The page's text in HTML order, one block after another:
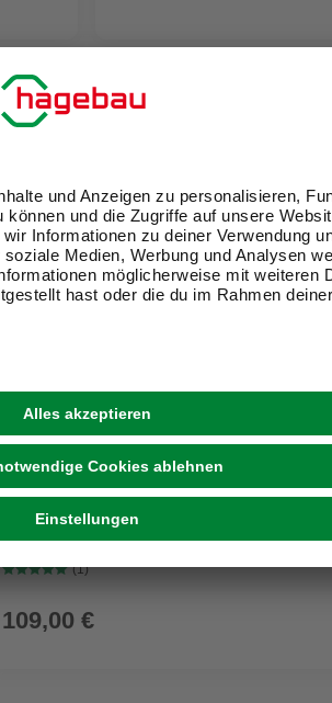
GRATIS ZUGABE
KÄRCHER
Nass-/Trockensauger WD 3 P V-17/4/20
Kunststoffbehälter
(1)
109,00 €